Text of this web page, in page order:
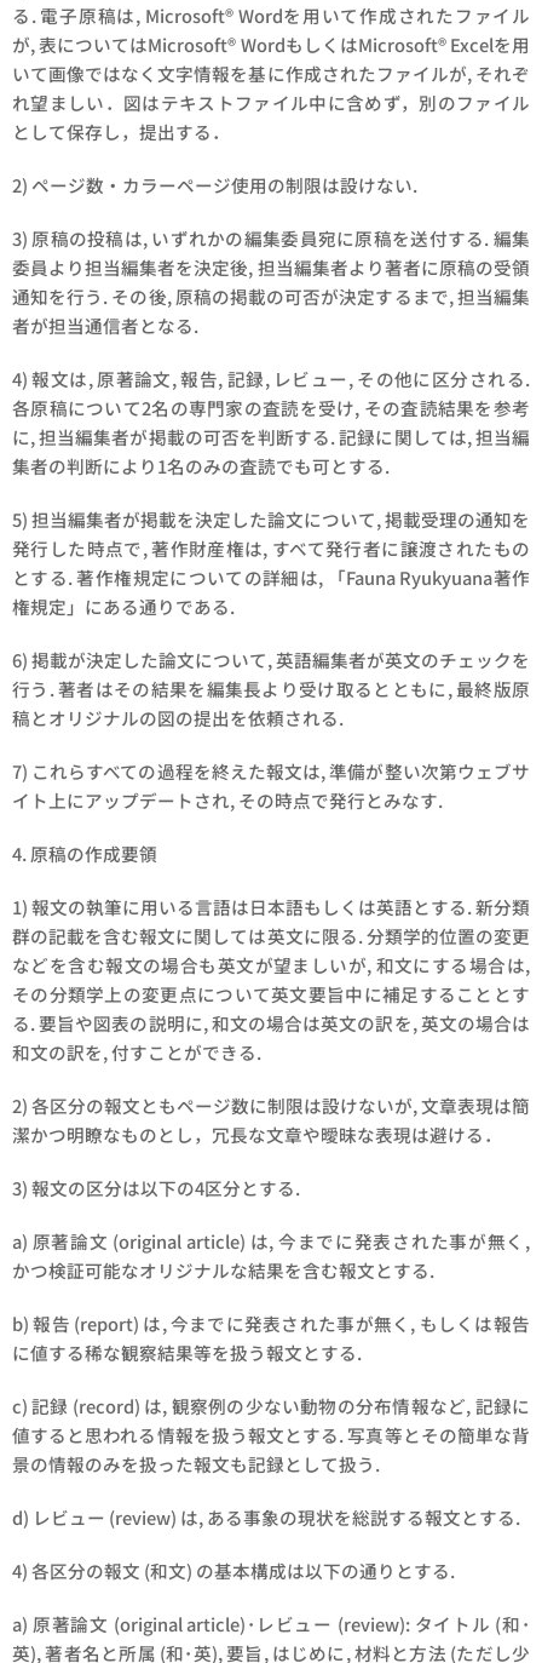
る. 電子原稿は, Microsoft® Wordを用いて作成されたファイル
が, 表についてはMicrosoft® WordもしくはMicrosoft® Excelを用
いて画像ではなく文字情報を基に作成されたファイルが, それぞ
れ望ましい．図はテキストファイル中に含めず，別のファイル
として保存し，提出する．
2) ページ数・カラーページ使用の制限は設けない.
3) 原稿の投稿は, いずれかの編集委員宛に原稿を送付する. 編集
委員より担当編集者を決定後, 担当編集者より著者に原稿の受領
通知を行う. その後, 原稿の掲載の可否が決定するまで, 担当編集
者が担当通信者となる.
4) 報文は, 原著論文, 報告, 記録, レビュー, その他に区分される.
各原稿について2名の専門家の査読を受け, その査読結果を参考
に, 担当編集者が掲載の可否を判断する. 記録に関しては, 担当編
集者の判断により1名のみの査読でも可とする.
5) 担当編集者が掲載を決定した論文について, 掲載受理の通知を
発行した時点で, 著作財産権は, すべて発行者に譲渡されたもの
とする. 著作権規定についての詳細は, 「Fauna Ryukyuana著作
権規定」にある通りである.
6) 掲載が決定した論文について, 英語編集者が英文のチェックを
行う. 著者はその結果を編集長より受け取るとともに, 最終版原
稿とオリジナルの図の提出を依頼される.
7) これらすべての過程を終えた報文は, 準備が整い次第ウェブサ
イト上にアップデートされ, その時点で発行とみなす.
4. 原稿の作成要領
1) 報文の執筆に用いる言語は日本語もしくは英語とする. 新分類
群の記載を含む報文に関しては英文に限る. 分類学的位置の変更
などを含む報文の場合も英文が望ましいが, 和文にする場合は,
その分類学上の変更点について英文要旨中に補足することとす
る. 要旨や図表の説明に, 和文の場合は英文の訳を, 英文の場合は
和文の訳を, 付すことができる.
2) 各区分の報文ともページ数に制限は設けないが, 文章表現は簡
潔かつ明瞭なものとし，冗長な文章や曖昧な表現は避ける．
3) 報文の区分は以下の4区分とする.
a) 原著論文 (original article) は, 今までに発表された事が無く,
かつ検証可能なオリジナルな結果を含む報文とする.
b) 報告 (report) は, 今までに発表された事が無く, もしくは報告
に値する稀な観察結果等を扱う報文とする.
c) 記録 (record) は, 観察例の少ない動物の分布情報など, 記録に
値すると思われる情報を扱う報文とする. 写真等とその簡単な背
景の情報のみを扱った報文も記録として扱う.
d) レビュー (review) は, ある事象の現状を総説する報文とする.
4) 各区分の報文 (和文) の基本構成は以下の通りとする.
a) 原著論文 (original article)･レビュー (review): タイトル (和･
英), 著者名と所属 (和･英), 要旨, はじめに, 材料と方法 (ただし少